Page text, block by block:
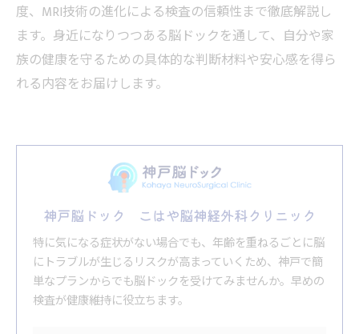
度、MRI技術の進化による検査の信頼性まで徹底解説し
ます。身近になりつつある脳ドックを通して、自分や家
族の健康を守るための具体的な判断材料や安心感を得ら
れる内容をお届けします。
神戸脳ドック こはや脳神経外科クリニック
特に気になる症状がない場合でも、年齢を重ねるごとに脳
にトラブルが生じるリスクが高まっていくため、神戸で簡
単なプランからでも脳ドックを受けてみませんか。早めの
検査が健康維持に役立ちます。